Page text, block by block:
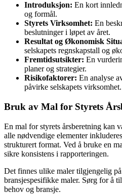
Introduksjon: En kort
og formål.
Styrets Virksomhet: En
beslutninger i løpet av året.
Resultat og Økonomisk
selskapets regnskapstall og
Fremtidsutsikter: En
planer og strategier.
Risikofaktorer: En analyse
påvirke selskapets virksomhet.
Bruk av Mal for Styrets
En mal for styrets årsberetning kan
alle nødvendige elementer
strukturert format. Ved å bruke en
sikre konsistens i rapporteringen.
Det finnes ulike maler tilgjengelig
bransjespesifikke maler. Sørg for å
behov og bransje.